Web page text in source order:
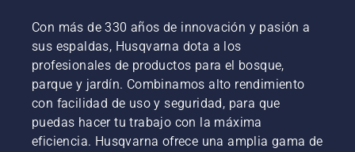
Con más de 330 años de innovación y pasión a
sus espaldas, Husqvarna dota a los
profesionales de productos para el bosque,
parque y jardín. Combinamos alto rendimiento
con facilidad de uso y seguridad, para que
puedas hacer tu trabajo con la máxima
eficiencia. Husqvarna ofrece una amplia gama de